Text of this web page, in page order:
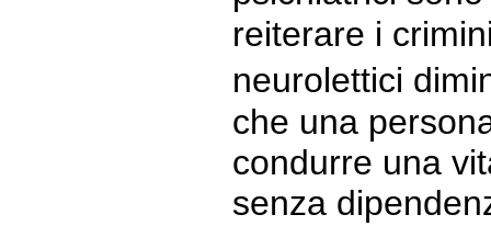
reiterare i
neurolettici
che una
condurre una
senza